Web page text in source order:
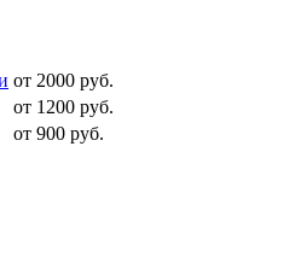
от 2000 руб.
от 1200 руб.
от 900 руб.